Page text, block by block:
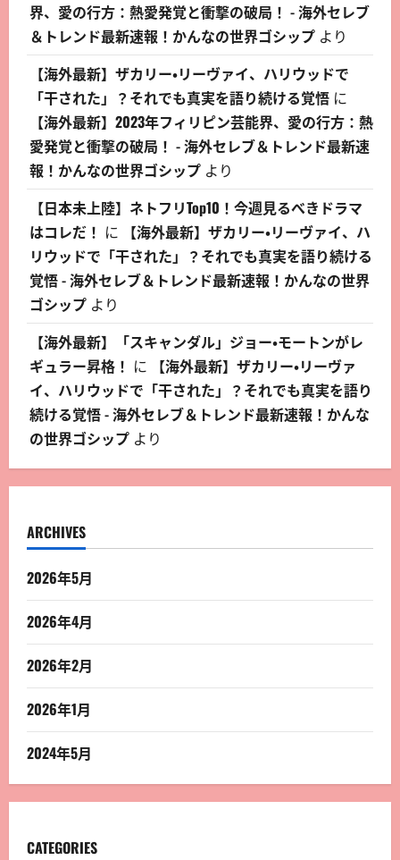
界、愛の行方：熱愛発覚と衝撃の破局！ - 海外セレブ
＆トレンド最新速報！かんなの世界ゴシップ より
【海外最新】ザカリー・リーヴァイ、ハリウッドで
「干された」？それでも真実を語り続ける覚悟 に
【海外最新】2023年フィリピン芸能界、愛の行方：熱
愛発覚と衝撃の破局！ - 海外セレブ＆トレンド最新速
報！かんなの世界ゴシップ より
【日本未上陸】ネトフリTop10！今週見るべきドラマ
はコレだ！ に
【海外最新】ザカリー・リーヴァイ、ハ
リウッドで「干された」？それでも真実を語り続ける
覚悟 - 海外セレブ＆トレンド最新速報！かんなの世界
ゴシップ より
【海外最新】「スキャンダル」ジョー・モートンがレ
ギュラー昇格！ に
【海外最新】ザカリー・リーヴァ
イ、ハリウッドで「干された」？それでも真実を語り
続ける覚悟 - 海外セレブ＆トレンド最新速報！かんな
の世界ゴシップ より
ARCHIVES
2026年5月
2026年4月
2026年2月
2026年1月
2024年5月
CATEGORIES